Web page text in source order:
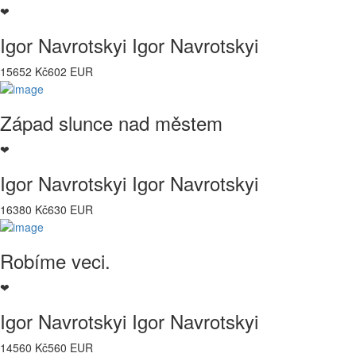
❤
Igor Navrotskyi Igor Navrotskyi
15652 Kč602 EUR
Západ slunce nad městem
❤
Igor Navrotskyi Igor Navrotskyi
16380 Kč630 EUR
Robíme veci.
❤
Igor Navrotskyi Igor Navrotskyi
14560 Kč560 EUR